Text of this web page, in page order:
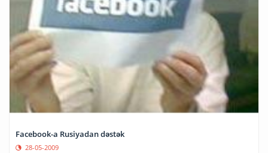
Facebook-a Rusiyadan dəstək
28-05-2009